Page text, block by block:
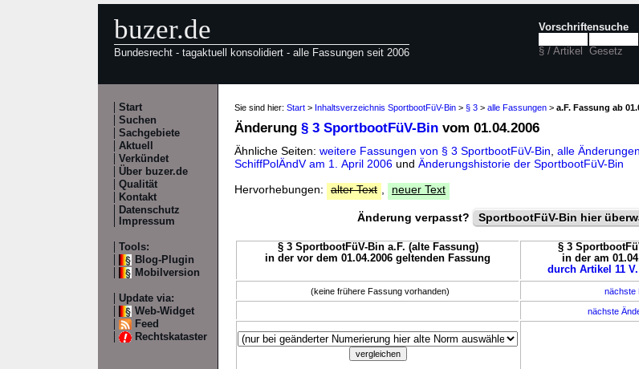
buzer.de
Bundesrecht - tagaktuell konsolidiert - alle Fassungen seit 2006
Vorschriftensuche
§ / Artikel Gesetz
Start
Suchen
Sachgebiete
Aktuell
Verkündet
Über buzer.de
Qualität
Kontakt
Datenschutz
Impressum
Tools:
Blog-Plugin
Mobilversion
Update via:
Web-Widget
Feed
Rechtskataster
Sie sind hier: Start > Inhaltsverzeichnis SportbootFüV-Bin > § 3 > alle Fassungen > a.F. Fassung ab
Änderung § 3 SportbootFüV-Bin vom 01.04.2006
Ähnliche Seiten: weitere Fassungen von § 3 SportbootFüV-Bin alle
SchiffPolÄndV am 1. April 2006 und Änderungshistorie der SportbootFüV-Bin
Hervorhebungen:
alter Text neuer Text
Änderung verpasst? SportbootFüV-Bin hier
§ 3 SportbootFüV-Bin a.F. (alte Fassung)
in der vor dem 01.04.2006 geltenden Fassung
§ 3
in der am
durch Artikel 11
(keine frühere Fassung vorhanden) nächste
nächste